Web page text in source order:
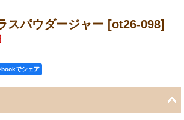
スパウダージャー [ot26-098]
でシェア